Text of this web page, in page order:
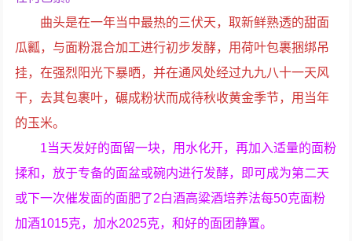
曲头是在一年当中最热的三伏天，取新鲜熟透的甜面
瓜瓤，与面粉混合加工进行初步发酵，用荷叶包裹捆绑吊
挂，在强烈阳光下暴晒，并在通风处经过九九八十一天风
干，去其包裹叶，碾成粉状而成待秋收黄金季节，用当年
的玉米。
1当天发好的面留一块，用水化开，再加入适量的面粉
揉和，放于专备的面盆或碗内进行发酵，即可成为第二天
或下一次催发面的面肥了2白酒高粱酒培养法每50克面粉
加酒1015克，加水2025克，和好的面团静置。